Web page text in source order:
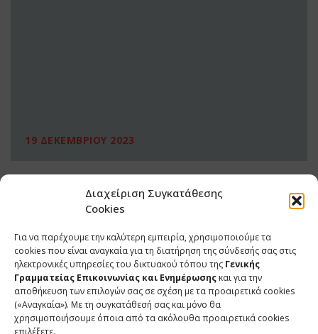
Διαχείριση Συγκατάθεσης
Cookies
Για να παρέχουμε την καλύτερη εμπειρία, χρησιμοποιούμε τα
cookies που είναι αναγκαία για τη διατήρηση της σύνδεσής σας στις
ηλεκτρονικές υπηρεσίες του δικτυακού τόπου της Γενικής
Γραμματείας Επικοινωνίας και Ενημέρωσης και για την
αποθήκευση των επιλογών σας σε σχέση με τα προαιρετικά cookies
(«Αναγκαία»). Με τη συγκατάθεσή σας και μόνο θα
χρησιμοποιήσουμε όποια από τα ακόλουθα προαιρετικά cookies
επιλέξετε.
19 ΔΕΚΕΜΒΡΙΟΥ 2023
ΕΠΙΚΟΙΝΩΝΙΑ